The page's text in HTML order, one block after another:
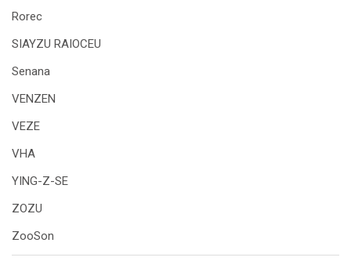
Rorec
SIAYZU RAIOCEU
Senana
VENZEN
VEZE
VHA
YING-Z-SE
ZOZU
ZooSon